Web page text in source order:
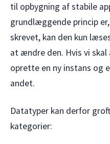
til opbygning af stabile
grundlæggende princip
skrevet, kan den kun
at ændre den. Hvis vi
oprette en ny instans og
andet.
Datatyper kan derfor
kategorier: